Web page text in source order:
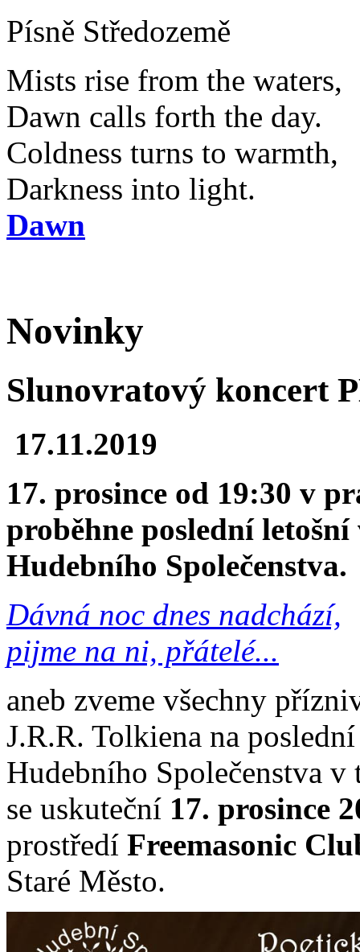
Písně Středozemě
Mists rise from the waters,
Dawn calls forth the day.
Coldness turns to warmth,
Darkness into light.
Dawn
Novinky
Slunovratový koncert
17.11.2019
17. prosince od 19:30 v
proběhne poslední
Hudebního Společenstva.
Dávná noc dnes nadchází,
pijme na ni, přátelé...
aneb zveme všechny
J.R.R. Tolkiena na
Hudebního Společenstva
se uskuteční 17. prosince
prostředí Freemasonic
Staré Město.